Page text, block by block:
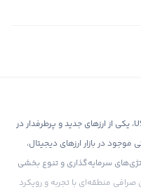
ارز دیجیتال ترا کلاسیک یو اس دی یا همان USTC، یکی از ارزهای جدید و پرطرفدار در
در بازار ارزهای دیجیتال،
سرمایه‌گذاری و تنوع بخشی
منطقه‌ای با تجربه و رویکرد